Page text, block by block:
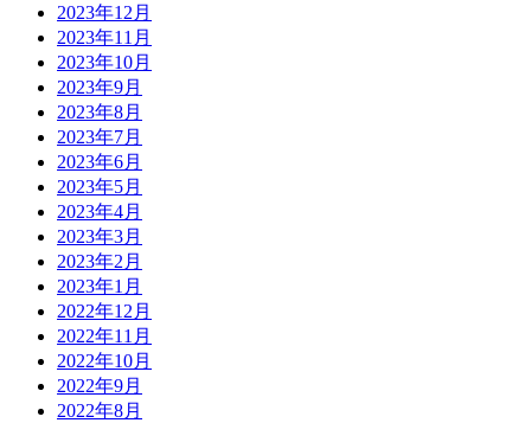
2023年12月
2023年11月
2023年10月
2023年9月
2023年8月
2023年7月
2023年6月
2023年5月
2023年4月
2023年3月
2023年2月
2023年1月
2022年12月
2022年11月
2022年10月
2022年9月
2022年8月